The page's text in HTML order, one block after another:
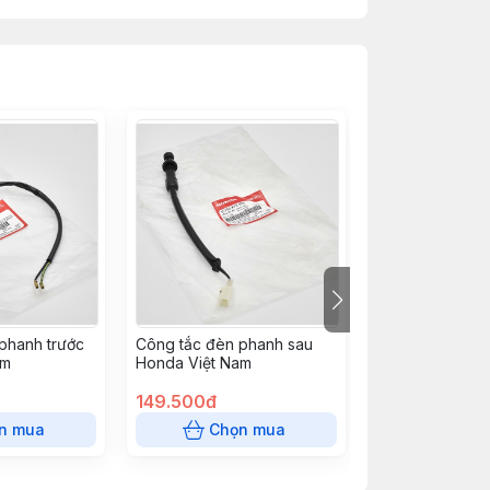
trước
mua
Công tắc đèn phanh sau
Honda Việt Nam
149.500đ
Chọn mua